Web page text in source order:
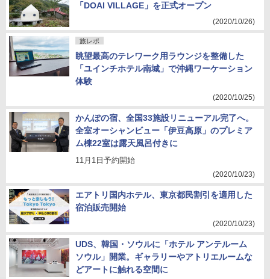
「DOAI VILLAGE」を正式オープン
(2020/10/26)
旅レポ
眺望最高のテレワーク用ラウンジを整備した
「ユインチホテル南城」で沖縄ワーケーション
体験
(2020/10/25)
かんぽの宿、全国33施設リニューアル完了へ。
全室オーシャンビュー「伊豆高原」のプレミア
ム棟22室は露天風呂付きに
11月1日予約開始
(2020/10/23)
エアトリ国内ホテル、東京都民割引を適用した
宿泊販売開始
(2020/10/23)
UDS、韓国・ソウルに「ホテル アンテルーム
ソウル」開業。ギャラリーやアトリエルームな
どアートに触れる空間に